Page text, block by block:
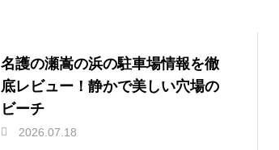
名護の瀬嵩の浜の駐車場情報を徹
底レビュー！静かで美しい穴場の
ビーチ
2026.07.18